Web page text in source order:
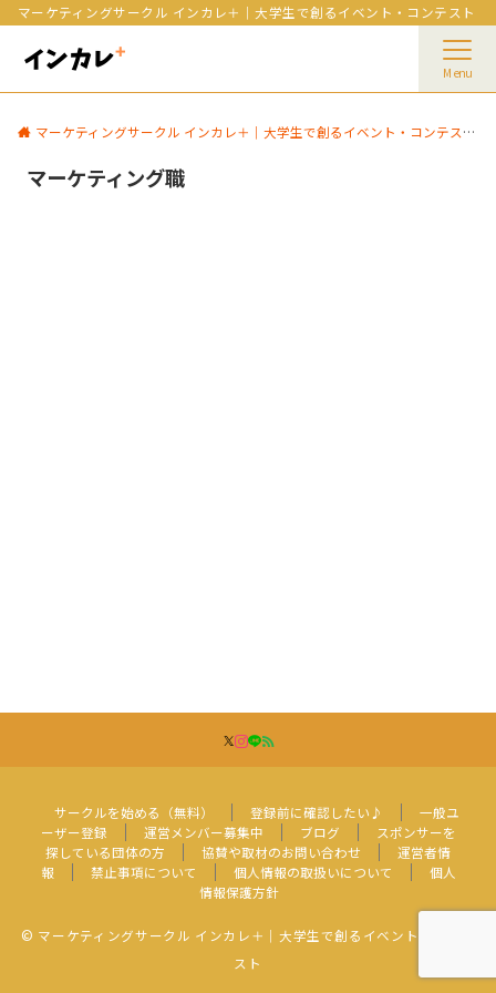
マーケティングサークル インカレ＋｜大学生で創るイベント・コンテスト
Menu
マーケティングサークル インカレ＋｜大学生で創るイベント・コンテスト
マーケティング職
サークルを始める（無料） 登録前に確認したい♪
一般ユ
ーザー登録
運営メンバー募集中 ブログ
スポンサーを
探している団体の方
協賛や取材のお問い合わせ
運営者情
報
禁止事項について 個人情報の取扱いについて
個人
情報保護方針
© マーケティングサークル インカレ＋｜大学生で創るイベント・コンテ
スト